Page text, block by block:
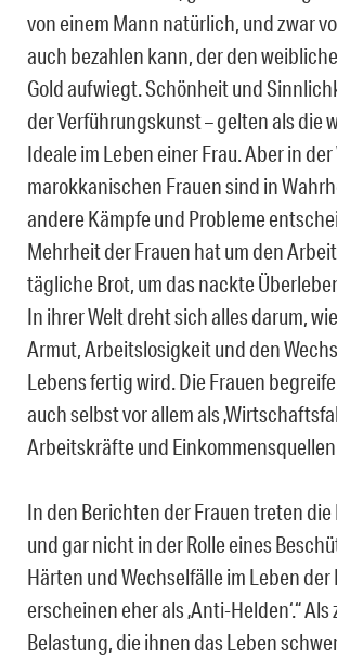
von einem Mann natürlich, und zwar
auch bezahlen kann, der den
Gold aufwiegt. Schönheit und
der Verführungskunst – gelten als die
Ideale im Leben einer Frau. Aber in
marokkanischen Frauen sind in
andere Kämpfe und Probleme
Mehrheit der Frauen hat um den
tägliche Brot, um das nackte
In ihrer Welt dreht sich alles darum,
Armut, Arbeitslosigkeit und den
Lebens fertig wird. Die Frauen
auch selbst vor allem als
Arbeitskräfte und
In den Berichten der Frauen treten
und gar nicht in der Rolle eines
Härten und Wechselfälle im Leben der
erscheinen eher als ‚Anti-Helden‘.“
Belastung, die ihnen das Leben